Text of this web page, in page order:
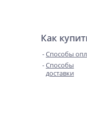
Как
Способы
Способы
доставки